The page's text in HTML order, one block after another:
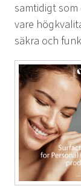
samtidigt som
vare
säkra och